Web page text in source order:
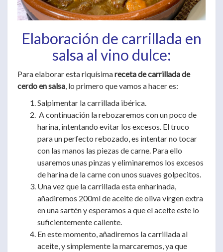
Elaboración de carrillada en
salsa al vino dulce:
Para elaborar esta riquísimareceta de carrillada de
cerdo en salsa , lo primero que vamos a hacer es:
Salpimentar la carrillada ibérica.
A continuación la rebozaremos con un poco de
harina, intentando evitar los excesos. El truco
para un perfecto rebozado, es intentar no tocar
con las manos las piezas de carne. Para ello
usaremos unas pinzas y eliminaremos los excesos
de harina de la carne con unos suaves golpecitos.
Una vez que la carrillada esta enharinada,
añadiremos 200ml de aceite de oliva virgen extra
en una sartén y esperamos a que el aceite este lo
suficientemente caliente.
En este momento, añadiremos la carrillada al
aceite, y simplemente la marcaremos, ya que